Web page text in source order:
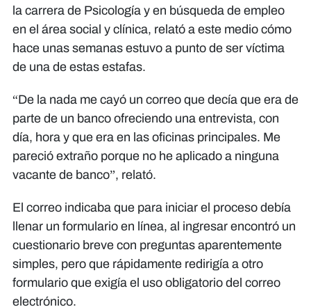
la carrera de Psicología y en búsqueda de empleo
en el área social y clínica, relató a este medio cómo
hace unas semanas estuvo a punto de ser víctima
de una de estas estafas.
“De la nada me cayó un correo que decía que era de
parte de un banco ofreciendo una entrevista, con
día, hora y que era en las oficinas principales. Me
pareció extraño porque no he aplicado a ninguna
vacante de banco”, relató.
El correo indicaba que para iniciar el proceso debía
llenar un formulario en línea, al ingresar encontró un
cuestionario breve con preguntas aparentemente
simples, pero que rápidamente redirigía a otro
formulario que exigía el uso obligatorio del correo
electrónico.